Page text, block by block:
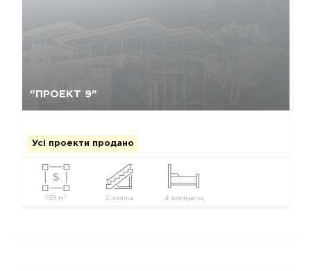
"ПРОЕКТ 9"
Усі проекти продано
138 м 2 2 этажа 4 комнаты